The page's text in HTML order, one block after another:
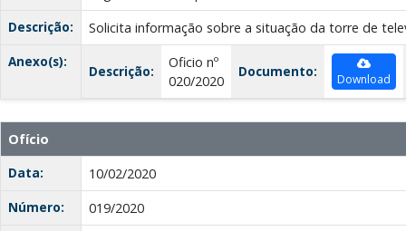
Descrição:
Solicita informação sobre a situação da torre de
Anexo(s):
Descrição:
Oficio nº
020/2020
Documento: Download
Ofício
Data:
10/02/2020
Número:
019/2020